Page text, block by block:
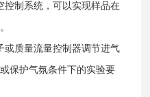
控制系统，可以实现样品在
或质量流量控制器调节进气
保护气氛条件下的实验要